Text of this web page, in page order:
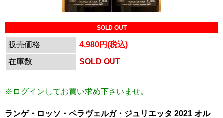
SOLD OUT
販売価格
4,980円(税込)
在庫数
SOLD OUT
※ログインしてお買い求め下さいませ。
ランゲ・ロッソ・ペラヴェルガ・ジュリエッタ 2021 オル